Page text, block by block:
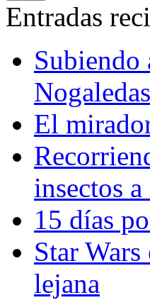
Entradas
Subiendo
Nogaledas
El
insectos
15 días
Star
lejana